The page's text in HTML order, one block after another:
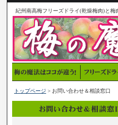
紀州南高梅フリーズドライ(乾燥梅肉)と梅
トップページ > お問い合わせ＆相談窓口